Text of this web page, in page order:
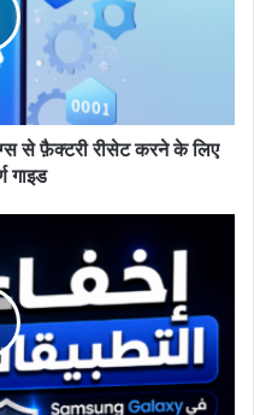
से फ़ैक्टरी रीसेट करने के लिए
गाइड